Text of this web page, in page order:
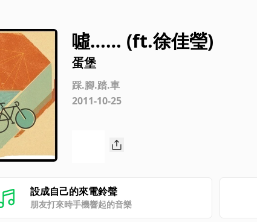
噓…… (ft.徐佳瑩)
蛋堡
踩.腳.踏.車
2011-10-25
設成自己的來電鈴聲
朋友打來時手機響起的音樂